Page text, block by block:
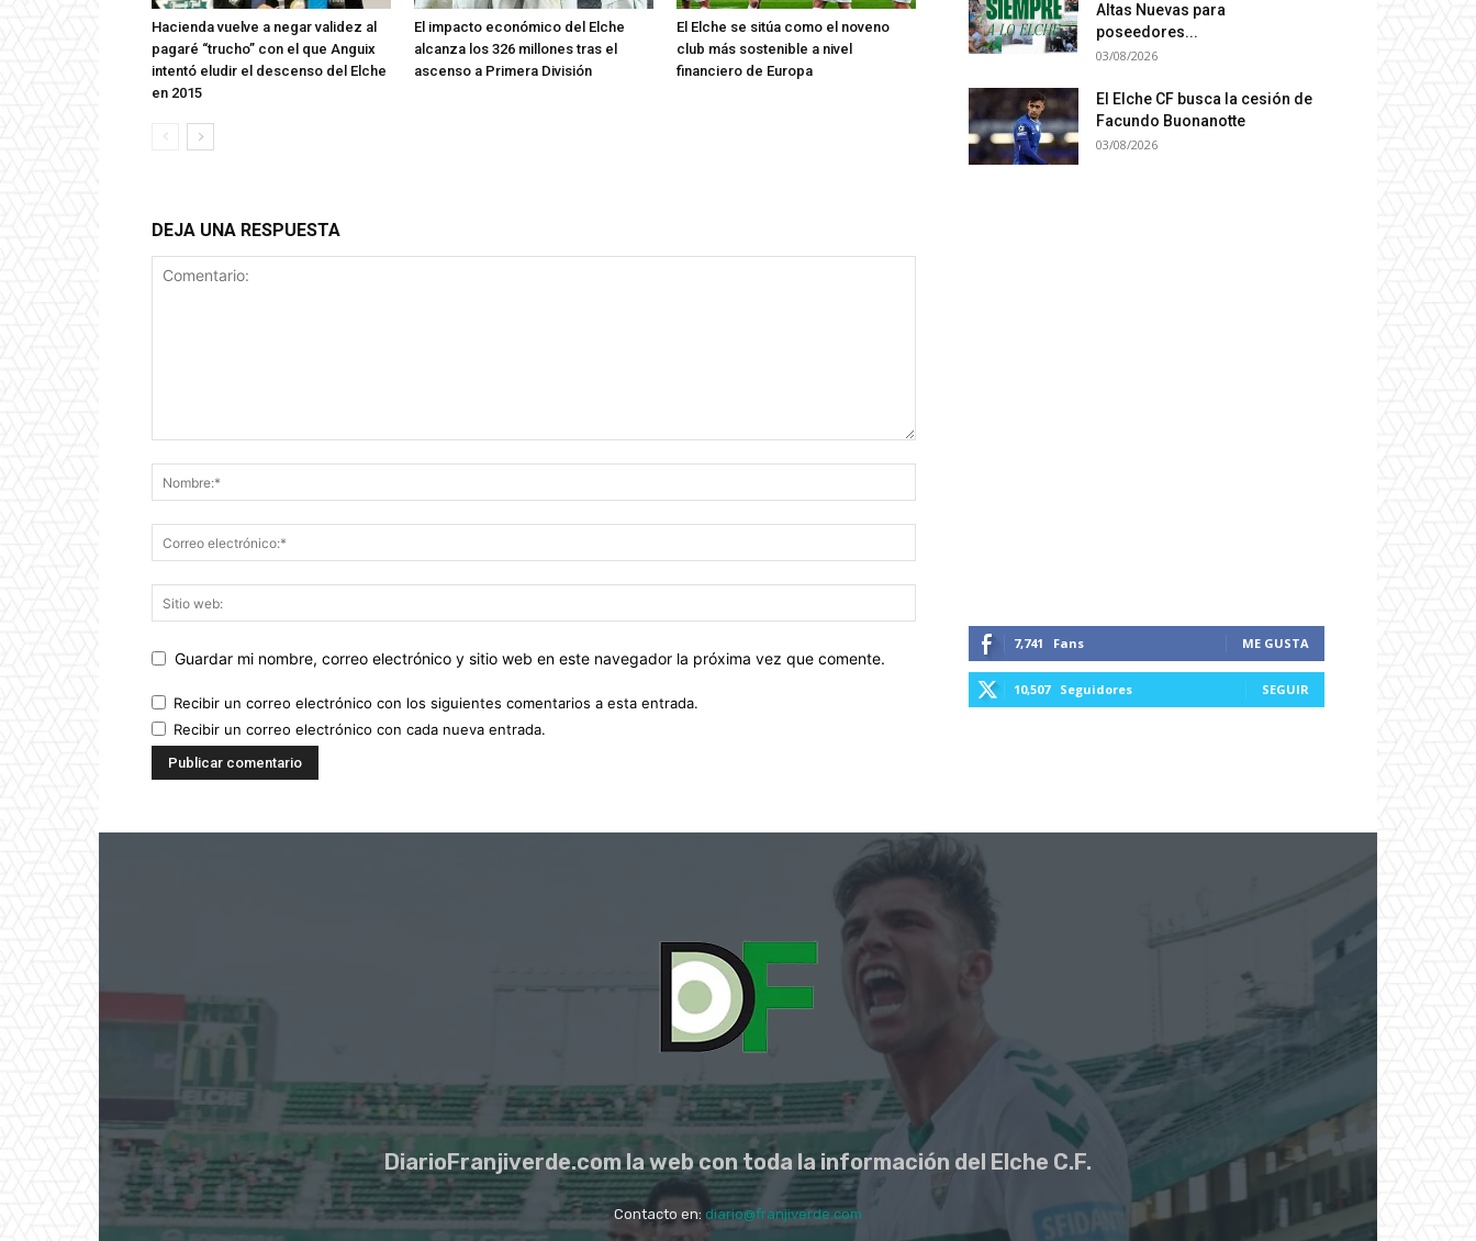
Hacienda vuelve a negar validez al
pagaré “trucho” con el que Anguix
intentó eludir el descenso del Elche
en 2015
El impacto económico del Elche
alcanza los 326 millones tras el
ascenso a Primera División
El Elche se sitúa como el noveno
club más sostenible a nivel
financiero de Europa
DEJA UNA RESPUESTA
Guardar mi nombre, correo electrónico y sitio web en este navegador la próxima vez que comente.
Recibir un correo electrónico con los siguientes comentarios a esta entrada.
Recibir un correo electrónico con cada nueva entrada.
Altas Nuevas para
poseedores...
03/08/2026
El Elche CF busca la cesión de
Facundo Buonanotte
03/08/2026
7,741 Fans ME GUSTA
10,507 Seguidores SEGUIR
DiarioFranjiverde.com la web con toda la información del Elche C.F.
Contacto en: diario@franjiverde.com